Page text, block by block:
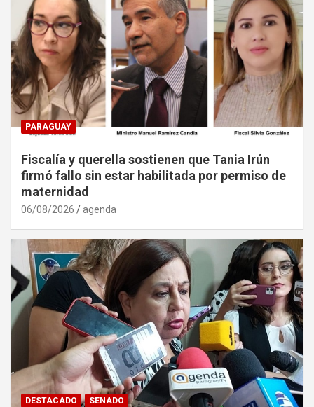
PARAGUAY
Fiscalía y querella sostienen que Tania Irún
firmó fallo sin estar habilitada por permiso de
maternidad
06/08/2026 agenda
DESTACADO SENADO